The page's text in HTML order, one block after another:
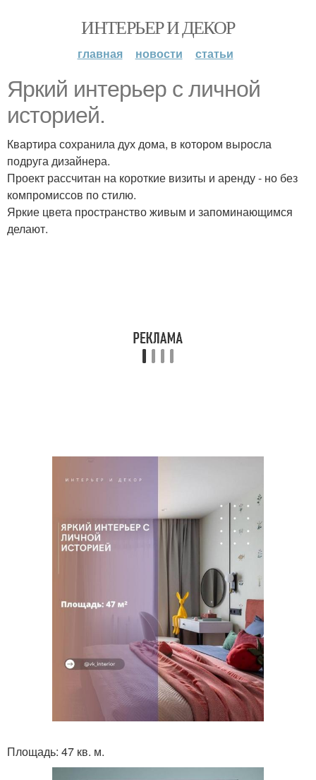
ИНТЕРЬЕР И ДЕКОР
главная новости статьи
Яркий интерьер с личной
историей.
Квартира сохранила дух дома, в котором выросла
подруга дизайнера.
Проект рассчитан на короткие визиты и аренду - но без
компромиссов по стилю.
Яркие цвета пространство живым и запоминающимся
делают.
Площадь: 47 кв. м.